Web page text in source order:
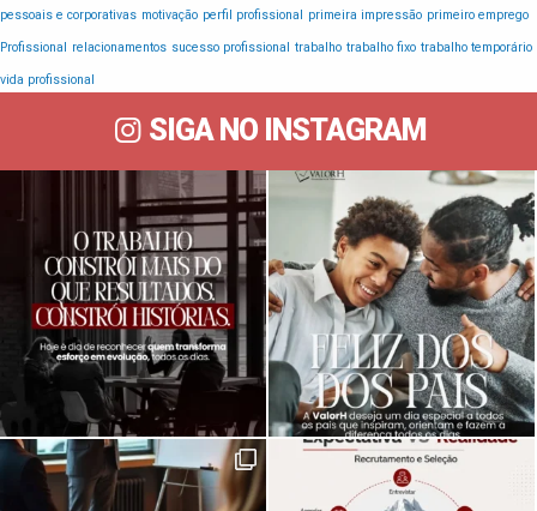
pessoais e corporativas motivação perfil profissional primeira impressão primeiro emprego
Profissional relacionamentos sucesso profissional trabalho trabalho fixo trabalho temporário
vida profissional
SIGA NO INSTAGRAM